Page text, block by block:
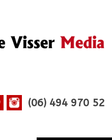
(06) 494 970 52